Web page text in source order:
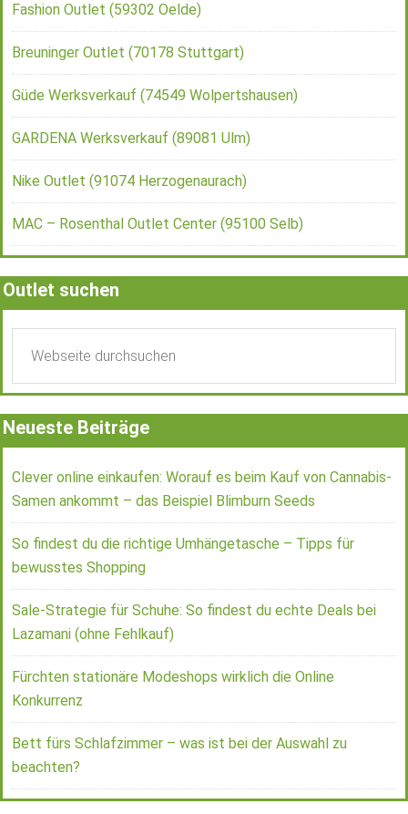
Fashion Outlet (59302 Oelde)
Breuninger Outlet (70178 Stuttgart)
Güde Werksverkauf (74549 Wolpertshausen)
GARDENA Werksverkauf (89081 Ulm)
Nike Outlet (91074 Herzogenaurach)
MAC – Rosenthal Outlet Center (95100 Selb)
Outlet suchen
Neueste Beiträge
Clever online einkaufen: Worauf es beim Kauf von Cannabis-
Samen ankommt – das Beispiel Blimburn Seeds
So findest du die richtige Umhängetasche – Tipps für
bewusstes Shopping
Sale-Strategie für Schuhe: So findest du echte Deals bei
Lazamani (ohne Fehlkauf)
Fürchten stationäre Modeshops wirklich die Online
Konkurrenz
Bett fürs Schlafzimmer – was ist bei der Auswahl zu
beachten?